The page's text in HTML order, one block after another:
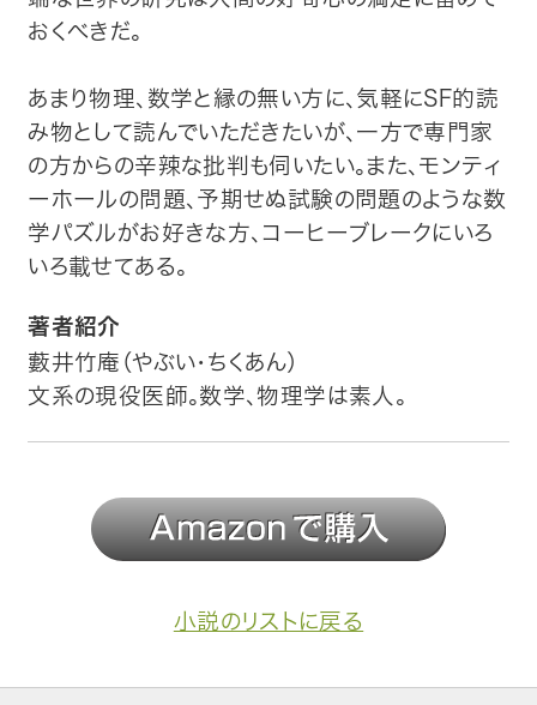
おくべきだ。
あまり物理、数学と縁の無い方に、気軽にSF的読
み物として読んでいただきたいが、一方で専門家
の方からの辛辣な批判も伺いたい。また、モンティ
ーホールの問題、予期せぬ試験の問題のような数
学パズルがお好きな方、コーヒーブレークにいろ
いろ載せてある。
著者紹介
藪井竹庵（やぶい・ちくあん）
文系の現役医師。数学、物理学は素人。
小説のリストに戻る